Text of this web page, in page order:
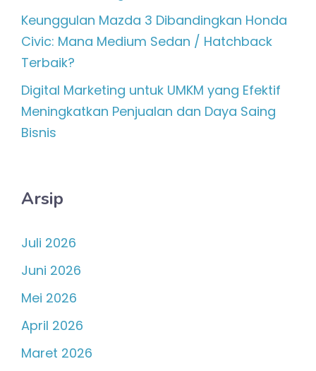
Keunggulan Mazda 3 Dibandingkan Honda
Civic: Mana Medium Sedan / Hatchback
Terbaik?
Digital Marketing untuk UMKM yang Efektif
Meningkatkan Penjualan dan Daya Saing
Bisnis
Arsip
Juli 2026
Juni 2026
Mei 2026
April 2026
Maret 2026